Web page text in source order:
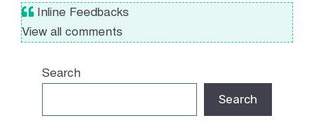
Inline Feedbacks
View all comments
Search
Search